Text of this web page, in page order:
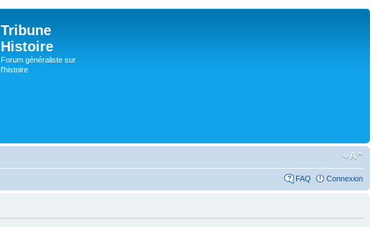
Tribune
Histoire
Forum généraliste sur
l'histoire
FAQ Connexion